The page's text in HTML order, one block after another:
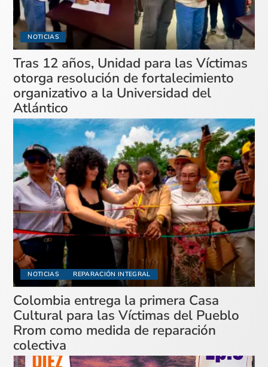
NOTICIAS
Tras 12 años, Unidad para las Víctimas
otorga resolución de fortalecimiento
organizativo a la Universidad del
Atlántico
NOTICIAS REPARACIÓN INTEGRAL
Colombia entrega la primera Casa
Cultural para las Víctimas del Pueblo
Rrom como medida de reparación
colectiva